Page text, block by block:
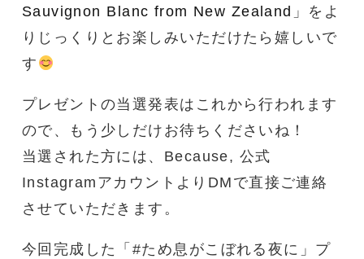
Sauvignon Blanc from New Zealand 」をよ
りじっくりとお楽しみいただけたら嬉しいで
す
プレゼントの当選発表はこれから行われます
ので、もう少しだけお待ちくださいね！
当選された方には、Because, 公式
InstagramアカウントよりDMで直接ご連絡
させていただきます。
今回完成した「#ため息がこぼれる夜に」プ